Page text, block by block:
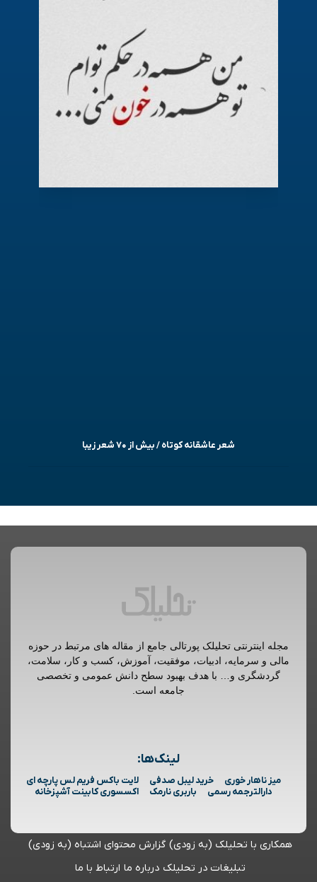
شعر عاشقانه کوتاه / بیش از ۷۰ شعر زیبا
مجله اینترنتی تحلیلک پورتالی جامع از مقاله های مرتبط در حوزه
مالی و سرمایه، ادبیات، موفقیت، آموزش، کسب و کار، سلامت،
گردشگری و… با هدف بهبود سطح دانش عمومی و تخصصی
جامعه است.
لینک‌ها:
میز ناهار خوری خرید لیبل صدفی
لایت باکس فریم لس پارچه ای
دارالترجمه رسمی
باربری نارمک اکسسوری کابینت آشپزخانه
همکاری با تحلیلک (به زودی) گزارش محتوای اشتباه (به زودی)
تبلیغات در تحلیلک درباره ما ارتباط با ما